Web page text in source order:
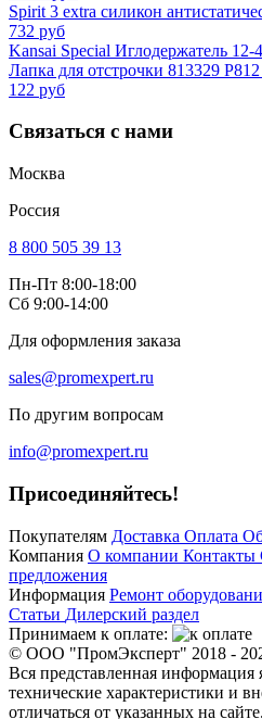
Spirit 3 extra силикон
732 руб
Kansai Special Иглодержатель
Лапка для отстрочки 813329
122 руб
Связаться с нами
Москва
Россия
8 800 505 39 13
Пн-Пт 8:00-18:00
Сб 9:00-14:00
Для оформления заказа
sales@promexpert.ru
По другим вопросам
info@promexpert.ru
Присоединяйтесь!
Покупателям Доставка Оплата
Компания О компании Контакты
предложения
Информация Ремонт
Статьи Дилерский раздел
Принимаем к оплате:
© ООО "ПромЭксперт" 2018 -
Вся представленная информация
технические характеристики и
отличаться от указанных на сайте.